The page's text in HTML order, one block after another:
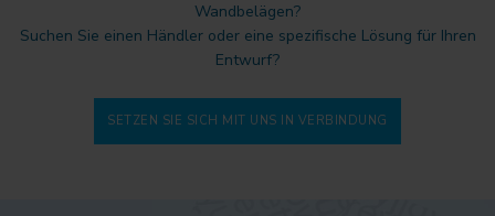
Wandbelägen?
Suchen Sie einen Händler oder eine spezifische Lösung für Ihren
Entwurf?
SETZEN SIE SICH MIT UNS IN VERBINDUNG